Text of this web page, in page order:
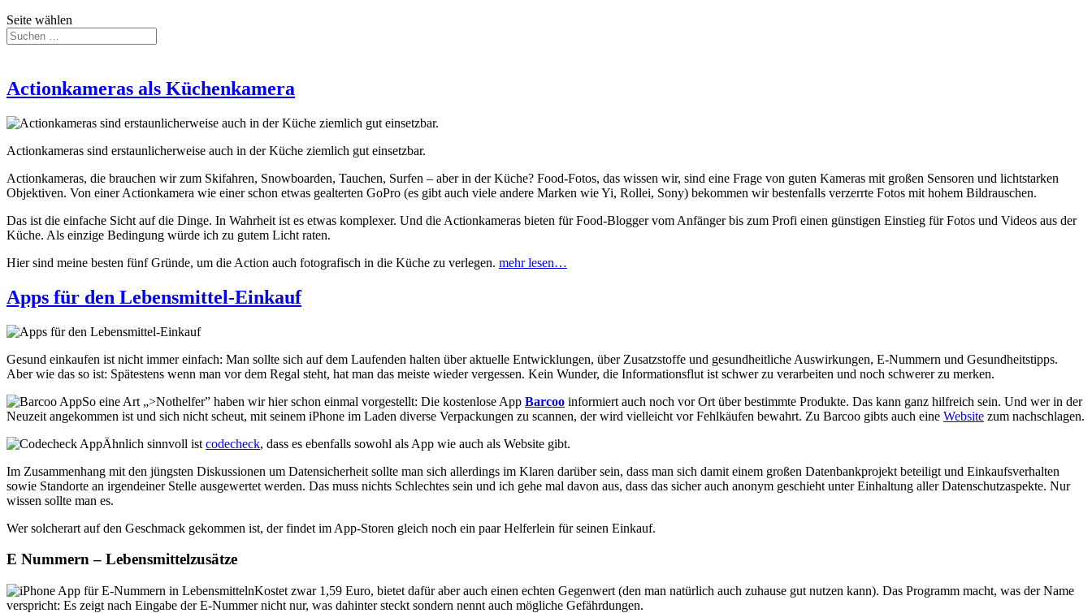
Seite wählen
Actionkameras als Küchenkamera
Actionkameras sind erstaunlicherweise auch in der Küche ziemlich gut einsetzbar.
Actionkameras, die brauchen wir zum Skifahren, Snowboarden, Tauchen, Surfen – aber in der Küche? Food-Fotos, das wissen wir, sind eine Frage von guten Kameras mit großen Sensoren und lichtstarken
Objektiven. Von einer Actionkamera wie einer schon etwas gealterten GoPro (es gibt auch viele andere Marken wie Yi, Rollei, Sony) bekommen wir bestenfalls verzerrte Fotos mit hohem Bildrauschen.
Das ist die einfache Sicht auf die Dinge. In Wahrheit ist es etwas komplexer. Und die Actionkameras bieten für Food-Blogger vom Anfänger bis zum Profi einen günstigen Einstieg für Fotos und Videos aus der
Küche. Als einzige Bedingung würde ich zu gutem Licht raten.
Hier sind meine besten fünf Gründe, um die Action auch fotografisch in die Küche zu verlegen. mehr lesen…
Apps für den Lebensmittel-Einkauf
Gesund einkaufen ist nicht immer einfach: Man sollte sich auf dem Laufenden halten über aktuelle Entwicklungen, über Zusatzstoffe und gesundheitliche Auswirkungen, E-Nummern und Gesundheitstipps.
Aber wie das so ist: Spätestens wenn man vor dem Regal steht, hat man das meiste wieder vergessen. Kein Wunder, die Informationsflut ist schwer zu verarbeiten und noch schwerer zu merken.
So eine Art „>Nothelfer” haben wir hier schon einmal vorgestellt: Die kostenlose App Barcoo informiert auch noch vor Ort über bestimmte Produkte. Das kann ganz hilfreich sein. Und wer in der
Neuzeit angekommen ist und sich nicht scheut, mit seinem iPhone im Laden diverse Verpackungen zu scannen, der wird vielleicht vor Fehlkäufen bewahrt. Zu Barcoo gibts auch eine Website zum nachschlagen.
Ähnlich sinnvoll ist codecheck, dass es ebenfalls sowohl als App wie auch als Website gibt.
Im Zusammenhang mit den jüngsten Diskussionen um Datensicherheit sollte man sich allerdings im Klaren darüber sein, dass man sich damit einem großen Datenbankprojekt beteiligt und Einkaufsverhalten
sowie Standorte an irgendeiner Stelle ausgewertet werden. Das muss nichts Schlechtes sein und ich gehe mal davon aus, dass das sicher auch anonym geschieht unter Einhaltung aller Datenschutzaspekte. Nur
wissen sollte man es.
Wer solcherart auf den Geschmack gekommen ist, der findet im App-Storen gleich noch ein paar Helferlein für seinen Einkauf.
E Nummern – Lebensmittelzusätze
Kostet zwar 1,59 Euro, bietet dafür aber auch einen echten Gegenwert (den man natürlich auch zuhause gut nutzen kann). Das Programm macht, was der Name
verspricht: Es zeigt nach Eingabe der E-Nummer nicht nur, was dahinter steckt sondern nennt auch mögliche Gefährdungen.